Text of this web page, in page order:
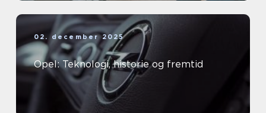
02. december 2025
Opel: Teknologi, historie og fremtid